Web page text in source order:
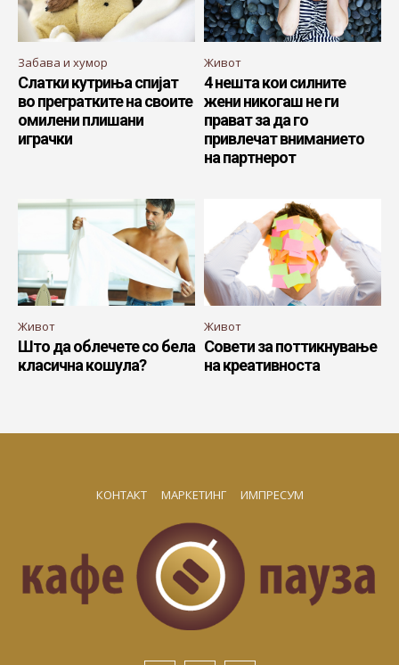
Забава и хумор
Слатки кутриња спијат
во прегратките на своите
омилени плишани
играчки
Живот
4 нешта кои силните
жени никогаш не ги
прават за да го
привлечат вниманието
на партнерот
Живот
Што да облечете со бела
класична кошула?
Живот
Совети за поттикнување
на креативноста
КОНТАКТ МАРКЕТИНГ ИМПРЕСУМ